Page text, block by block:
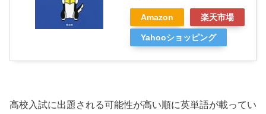
Amazon 楽天市場
Yahooショッピング
高校入試に出題される可能性が高い順に英単語が載ってい